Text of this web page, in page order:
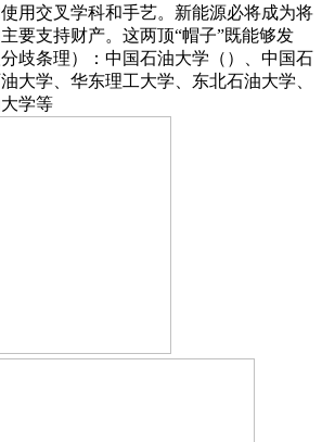
用交叉学科和手艺。新能源必将成为将
要支持财产。这两顶“帽子”既能够发
歧条理）：中国石油大学（）、中国石
大学、华东理工大学、东北石油大学、
学等